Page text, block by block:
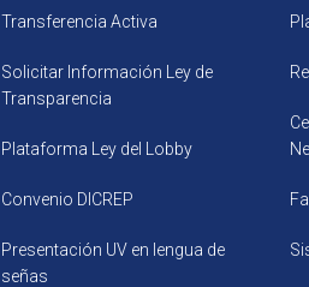
Transferencia Activa
Solicitar Información Ley de
Transparencia
Plataforma Ley del Lobby
Convenio DICREP
Presentación UV en lengua de
señas